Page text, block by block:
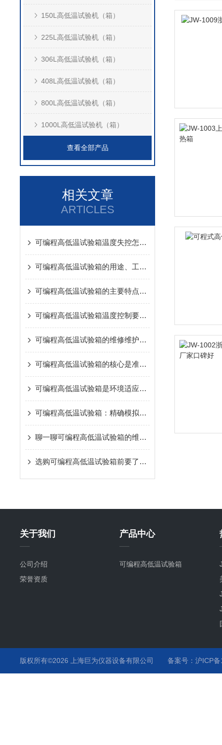
150L高低温试验机（箱）
225L高低温试验机（箱）
306L高低温试验机（箱）
408L高低温试验机（箱）
800L高低温试验机（箱）
1000L高低温试验机（箱）
查看全部产品
相关文章
ARTICLES
可编程高低温试验箱温度失控怎么办？常见故障排查指南
可编程高低温试验箱的用途、工作原理及使用注意事项
可编程高低温试验箱的主要特点体现在哪呢？
可编程高低温试验箱温度控制要注意的事情
可编程高低温试验箱的维修维护注意事项
可编程高低温试验箱的核心是准确的温度控制
可编程高低温试验箱是环境适应性测试的仪器
可编程高低温试验箱：精确模拟环境，保障产品质量
聊一聊可编程高低温试验箱的维护保养
选购可编程高低温试验箱前要了解的几个关键因素
关于我们
公司介绍
荣誉资质
产品中心
可编程高低温试验箱
版权所有©2026 上海巨为仪器设备有限公司 备案号：沪ICP